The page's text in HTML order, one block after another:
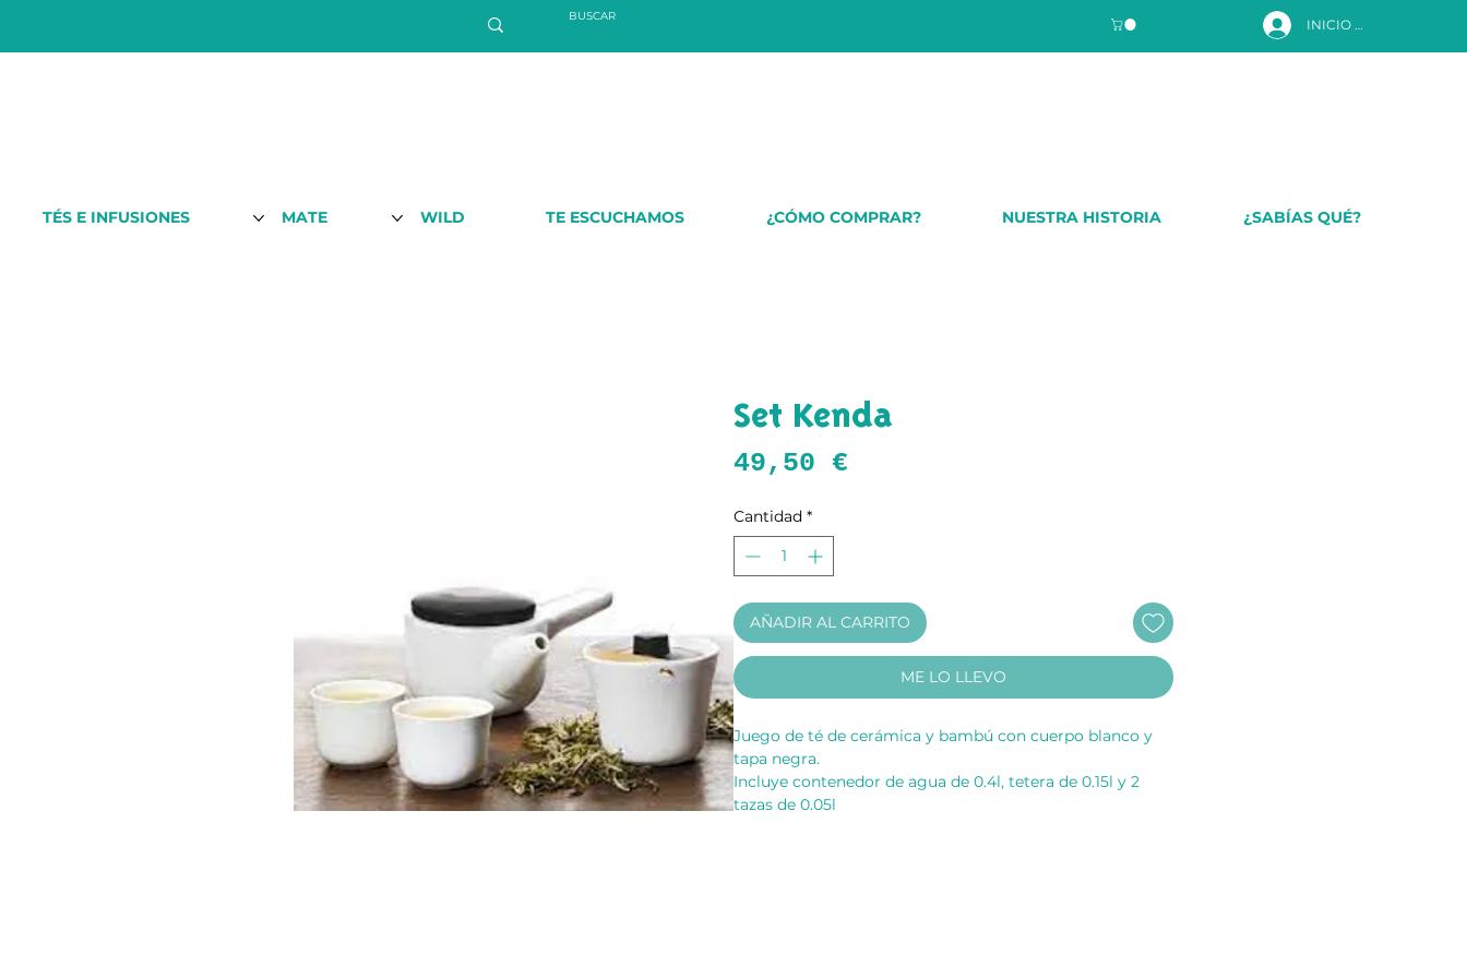
TÉS E INFUSIONES MATE WILD TE ESCUCHAMOS ¿CÓMO COMPRAR? NUESTRA HISTORIA ¿SABÍAS QUÉ?
INICIO DE SESIÓN
Set Kenda
49,50 €
Cantidad *
AÑADIR AL CARRITO
ME LO LLEVO
Juego de té de cerámica y bambú con cuerpo blanco y
tapa negra.
Incluye contenedor de agua de 0.4l, tetera de 0.15l y 2
tazas de 0.05l